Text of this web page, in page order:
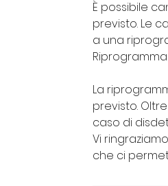
È possibile
previsto. Le
a una
La
previsto.
caso di
Vi
che ci